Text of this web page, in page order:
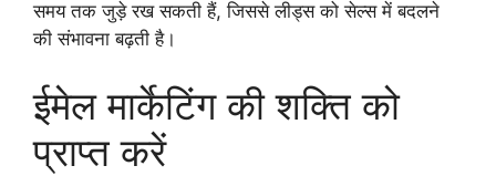
समय तक जुड़े रख सकती हैं, जिससे लीड्स को सेल्स में बदलने
की संभावना बढ़ती है।
ईमेल मार्केटिंग की शक्ति को
प्राप्त करें